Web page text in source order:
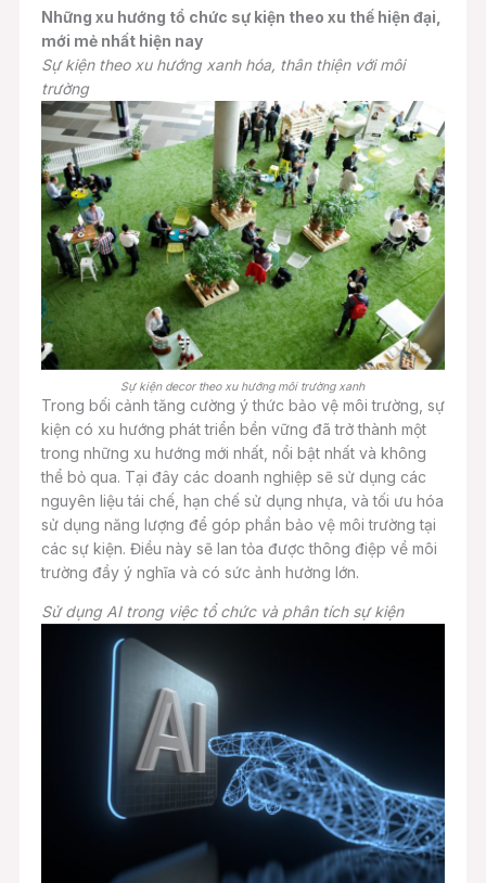
Những xu hướng tổ chức sự kiện theo xu thế hiện đại,
mới mẻ nhất hiện nay
Sự kiện theo xu hướng xanh hóa, thân thiện với môi
trường
Sự kiện decor theo xu hướng môi trường xanh
Trong bối cảnh tăng cường ý thức bảo vệ môi trường, sự
kiện có xu hướng phát triển bền vững đã trở thành một
trong những xu hướng mới nhất, nổi bật nhất và không
thể bỏ qua. Tại đây các doanh nghiệp sẽ sử dụng các
nguyên liệu tái chế, hạn chế sử dụng nhựa, và tối ưu hóa
sử dụng năng lượng để góp phần bảo vệ môi trường tại
các sự kiện. Điều này sẽ lan tỏa được thông điệp về môi
trường đầy ý nghĩa và có sức ảnh hưởng lớn.
Sử dụng AI trong việc tổ chức và phân tích sự kiện